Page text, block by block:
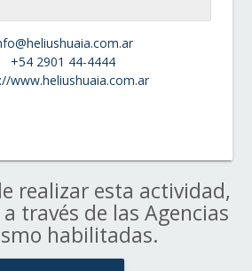
+54 2901 44-4444
www.heliushuaia.com.ar
realizar esta actividad,
través de las Agencias
habilitadas.